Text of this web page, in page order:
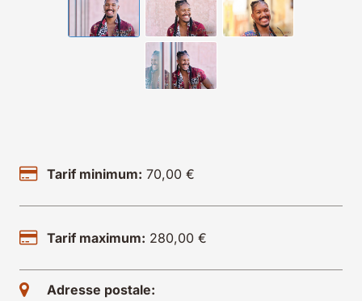
Tarif minimum: 70,00 €
Tarif maximum: 280,00 €
Adresse postale: